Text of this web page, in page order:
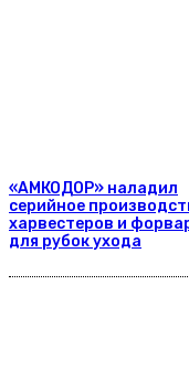
«АМКОДОР» наладил
серийное
харвестеров и
для рубок ухода